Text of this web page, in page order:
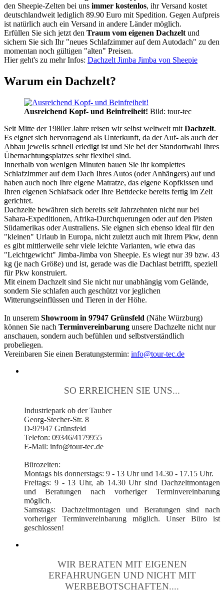
den Sheepie-Zelten bei uns immer kostenlos, ihr Versand kostet
deutschlandweit lediglich 89.90 Euro mit Spedition. Gegen Aufpreis
ist natürlich auch ein Versand in andere Länder möglich.
Erfüllen Sie sich jetzt den Traum vom eigenen Dachzelt und
sichern Sie sich Ihr "neues Schlafzimmer auf dem Autodach" zu den
momentan noch gültigen "alten" Preisen.
Hier geht's zu mehr Infos: Dachzelt Jimba Jimba von Sheepie
Warum ein Dachzelt?
Ausreichend Kopf- und Beinfreiheit! Bild: tour-tec
Seit Mitte der 1980er Jahre reisen wir selbst weltweit mit Dachzelt.
Es eignet sich hervorragend als Unterkunft, da der Auf- als auch der
Abbau jeweils schnell erledigt ist und Sie bei der Standortwahl Ihres
Übernachtungsplatzes sehr flexibel sind.
Innerhalb von wenigen Minuten bauen Sie ihr komplettes
Schlafzimmer auf dem Dach Ihres Autos (oder Anhängers) auf und
haben auch noch Ihre eigene Matratze, das eigene Kopfkissen und
Ihren eigenen Schlafsack oder Ihre Bettdecke bereits fertig im Zelt
gerichtet.
Dachzelte bewähren sich bereits seit Jahrzehnten nicht nur bei
Sahara-Expeditionen, Afrika-Durchquerungen oder auf den Pisten
Südamerikas oder Australiens. Sie eignen sich ebenso ideal für den
"kleinen" Urlaub in Europa, nicht zuletzt auch mit Ihrem Pkw, denn
es gibt mittlerweile sehr viele leichte Varianten, wie etwa das
"Leichtgewicht" Jimba-Jimba von Sheepie. Es wiegt nur 39 bzw. 43
kg (je nach Größe) und ist, gerade was die Dachlast betrifft, speziell
für Pkw konstruiert.
Mit einem Dachzelt sind Sie nicht nur unabhängig vom Gelände,
sondern Sie schlafen auch geschützt vor jeglichen
Witterungseinflüssen und Tieren in der Höhe.
In unserem Showroom in 97947 Grünsfeld (Nähe Würzburg)
können Sie nach Terminvereinbarung unsere Dachzelte nicht nur
anschauen, sondern auch befühlen und selbstverständlich
probeliegen.
Vereinbaren Sie einen Beratungstermin: info@tour-tec.de
SO ERREICHEN SIE UNS...
Industriepark ob der Tauber
Georg-Stecher-Str. 8
D-97947 Grünsfeld
Telefon: 09346/4179955
E-Mail: info@tour-tec.de
Bürozeiten:
Montags bis donnerstags: 9 - 13 Uhr und 14.30 - 17.15 Uhr.
Freitags: 9 - 13 Uhr, ab 14.30 Uhr sind Dachzeltmontagen
und Beratungen nach vorheriger Terminvereinbarung
möglich.
Samstags: Dachzeltmontagen und Beratungen sind nach
vorheriger Terminvereinbarung möglich. Unser Büro ist
geschlossen!
WIR BERATEN MIT EIGENEN
ERFAHRUNGEN UND NICHT MIT
WERBEBOTSCHAFTEN....